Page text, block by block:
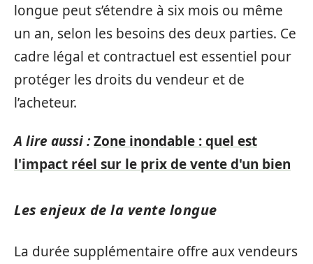
longue peut s’étendre à six mois ou même
un an, selon les besoins des deux parties. Ce
cadre légal et contractuel est essentiel pour
protéger les droits du vendeur et de
l’acheteur.
A lire aussi :Zone inondable : quel est
l'impact réel sur le prix de vente d'un bien
Les enjeux de la vente longue
La durée supplémentaire offre aux vendeurs